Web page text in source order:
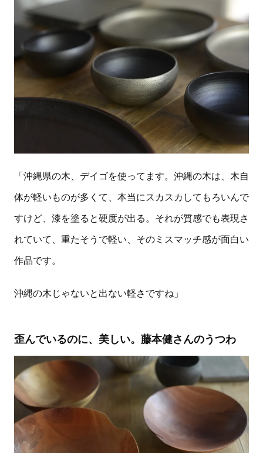
「沖縄県の木、デイゴを使ってます。沖縄の木は、木自
体が軽いものが多くて、本当にスカスカしてもろいんで
すけど、漆を塗ると硬度が出る。それが質感でも表現さ
れていて、重たそうで軽い、そのミスマッチ感が面白い
作品です。
沖縄の木じゃないと出ない軽さですね」
歪んでいるのに、美しい。藤本健さんのうつわ